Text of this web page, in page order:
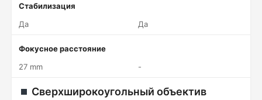
Стабилизация
Да
Да
Фокусное расстояние
27 mm
-
Сверхширокоугольный объектив